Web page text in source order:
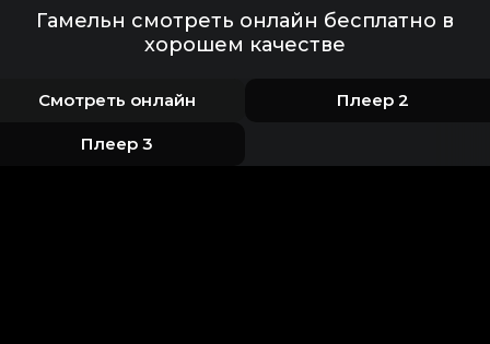
Гамельн смотреть онлайн бесплатно в
хорошем качестве
Смотреть онлайн Плеер 2
Плеер 3